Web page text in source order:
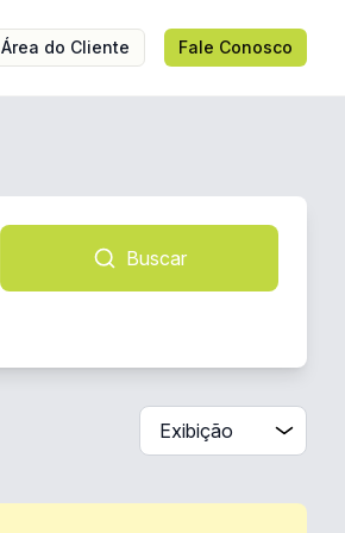
Área do Cliente Fale Conosco
Buscar